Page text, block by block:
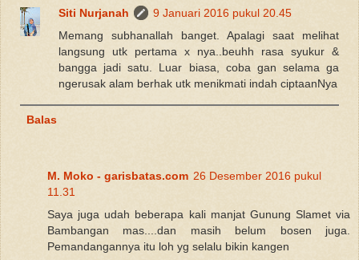
Siti Nurjanah
9 Januari 2016 pukul 20.45
Memang subhanallah banget. Apalagi saat melihat
langsung utk pertama x nya..beuhh rasa syukur &
bangga jadi satu. Luar biasa, coba gan selama ga
ngerusak alam berhak utk menikmati indah ciptaanNya
Balas
M. Moko - garisbatas.com 26 Desember 2016 pukul
11.31
Saya juga udah beberapa kali manjat Gunung Slamet via
Bambangan mas....dan masih belum bosen juga.
Pemandangannya itu loh yg selalu bikin kangen